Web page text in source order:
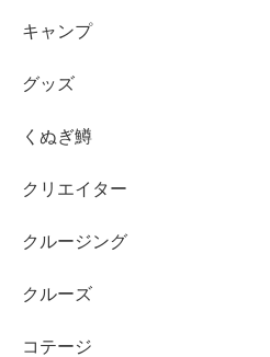
キャンプ
グッズ
くぬぎ鱒
クリエイター
クルージング
クルーズ
コテージ